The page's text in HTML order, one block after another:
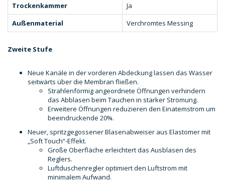
Trockenkammer
Ja
Außenmaterial
Verchromtes Messing
Zweite Stufe
Neue Kanäle in der vorderen Abdeckung lassen das Wasser
seitwärts über die Membran fließen.
Strahlenförmig angeordnete Öffnungen verhindern
das Abblasen beim Tauchen in starker Strömung.
Erweitere Öffnungen reduzieren den Einatemstrom um
beeindruckende 20%.
Neuer, spritzgegossener Blasenabweiser aus Elastomer mit
„Soft Touch“-Effekt.
Große Oberfläche erleichtert das Ausblasen des
Reglers.
Luftduschenregler optimiert den Luftstrom mit
minimalem Aufwand.